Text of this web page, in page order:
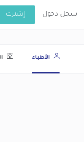
سجل دخول إشترك
الأطباء